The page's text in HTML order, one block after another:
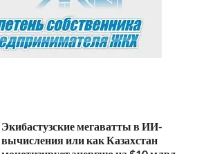
Экибастузские мегаватты в ИИ-
вычисления или как Казахстан